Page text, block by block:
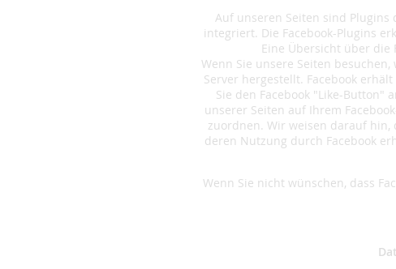
Auf unseren Seiten sind Plugins
integriert. Die Facebook-Plugins
Eine Übersicht über die
Wenn Sie unsere Seiten
Server hergestellt. Facebook
Sie den Facebook "Like-Button"
unserer Seiten auf Ihrem
zuordnen. Wir weisen darauf
deren Nutzung durch Facebook
Wenn Sie nicht wünschen, dass